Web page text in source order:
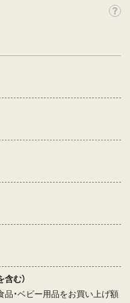
む）
品・ベビー用品をお買い上げ額